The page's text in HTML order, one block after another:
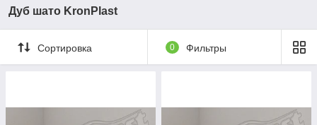
Дуб шато KronPlast
Сортировка 0 Фильтры